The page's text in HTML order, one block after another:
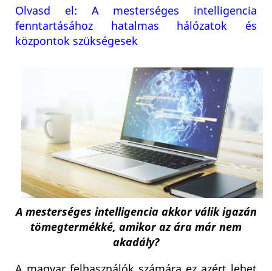
Olvasd el: A mesterséges intelligencia
fenntartásához hatalmas hálózatok és
központok szükségesek
A mesterséges intelligencia akkor válik igazán
tömegtermékké, amikor az ára már nem
akadály?